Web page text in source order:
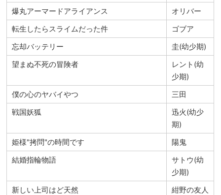
爆丸アーマードアライアンス
オリバー
転生したらスライムだった件
ゴブア
忘却バッテリー
圭(幼少期)
望まぬ不死の冒険者
レント(幼
少期)
僕の心のヤバイやつ
三田
戦国妖狐
迅火(幼少
期)
姫様"拷問"の時間です
陽鬼
結婚指輪物語
サトウ(幼
少期)
新しい上司はど天然
紺野の友人